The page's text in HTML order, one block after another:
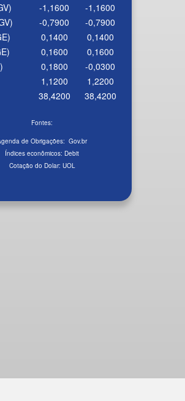
-1,1600
-1,1600
-0,7900
-0,7900
0,1400
0,1400
0,1600
0,1600
0,1800
-0,0300
1,1200
1,2200
38,4200 38,4200
Fontes:
de Obrigações: Gov.br
Índices econômicos:Debit
Cotação do Dolar: UOL